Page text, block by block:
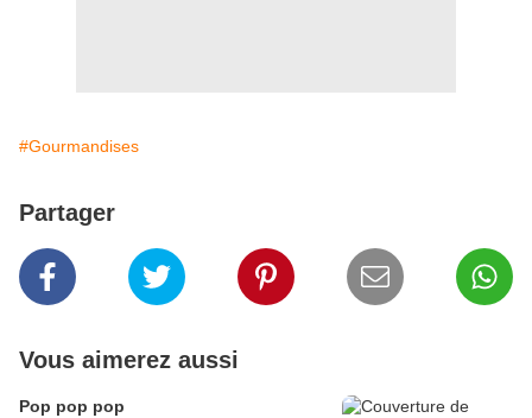
#Gourmandises
Partager
Vous aimerez aussi
Pop pop pop